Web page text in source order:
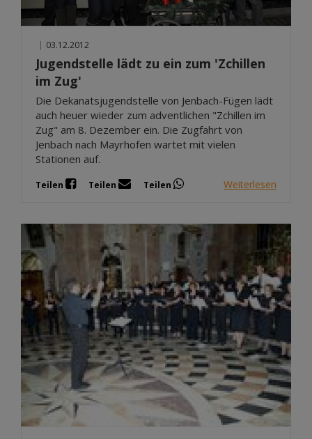
| 03.12.2012
Jugendstelle lädt zu ein zum 'Zchillen
im Zug'
Die Dekanatsjugendstelle von Jenbach-Fügen lädt
auch heuer wieder zum adventlichen "Zchillen im
Zug" am 8. Dezember ein. Die Zugfahrt von
Jenbach nach Mayrhofen wartet mit vielen
Stationen auf.
Teilen Teilen Teilen Weiterlesen